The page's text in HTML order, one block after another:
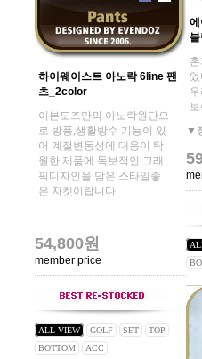
▼
하이웨이스트 아노락 6line 팬
츠_2color
이븐도즈만의 아노락원단으
로 방풍,생활방수 기능이 있
어 계절변동성에 대응이 탁
월한 제품에 독보적인 그래
픽디자인을 담은 스타일좋
은 자켓이랍니다.
54,800원
member price
ALL-VIEW GOLF SET
TOP
BOTTOM
ACC